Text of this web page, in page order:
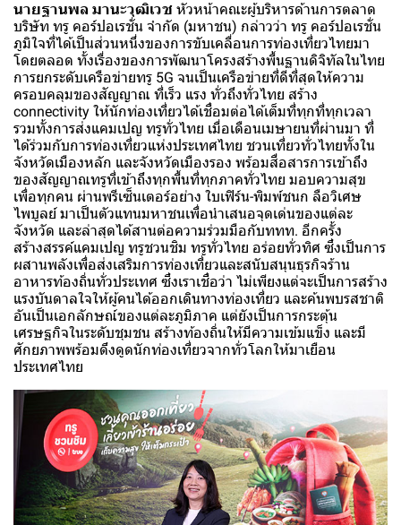
นายฐานพล มานะวุฒิเวช หัวหน้าคณะผู้บริหารด้านการตลาด
บริษัท ทรู คอร์ปอเรชั่น จำกัด (มหาชน) กล่าวว่า ทรู คอร์ปอเรชั่น
ภูมิใจที่ได้เป็นส่วนหนึ่งของการขับเคลื่อนการท่องเที่ยวไทยมา
โดยตลอด ทั้งเรื่องของการพัฒนาโครงสร้างพื้นฐานดิจิทัลในไทย
การยกระดับเครือข่ายทรู 5G จนเป็นเครือข่ายที่ดีที่สุดให้ความ
ครอบคลุมของสัญญาณ ที่เร็ว แรง ทั่วถึงทั่วไทย สร้าง
connectivity ให้นักท่องเที่ยวได้เชื่อมต่อได้เต็มที่ทุกที่ทุกเวลา
รวมทั้งการส่งแคมเปญ ทรูทั่วไทย เมื่อเดือนเมษายนที่ผ่านมา ที่
ได้ร่วมกับการท่องเที่ยวแห่งประเทศไทย ชวนเที่ยวทั่วไทยทั้งใน
จังหวัดเมืองหลัก และจังหวัดเมืองรอง พร้อมสื่อสารการเข้าถึง
ของสัญญาณทรูที่เข้าถึงทุกพื้นที่ทุกภาคทั่วไทย มอบความสุข
เพื่อทุกคน ผ่านพรีเซ็นเตอร์อย่าง ใบเฟิร์น-พิมพ์ชนก ลือวิเศษ
ไพบูลย์ มาเป็นตัวแทนมหาชนเพื่อนำเสนอจุดเด่นของแต่ละ
จังหวัด และล่าสุดได้สานต่อความร่วมมือกับททท. อีกครั้ง
สร้างสรรค์แคมเปญ ทรูชวนชิม ทรูทั่วไทย อร่อยทั่วทิศ ซึ่งเป็นการ
ผสานพลังเพื่อส่งเสริมการท่องเที่ยวและสนับสนุนธุรกิจร้าน
อาหารท้องถิ่นทั่วประเทศ ซึ่งเราเชื่อว่า ไม่เพียงแต่จะเป็นการสร้าง
แรงบันดาลใจให้ผู้คนได้ออกเดินทางท่องเที่ยว และค้นพบรสชาติ
อันเป็นเอกลักษณ์ของแต่ละภูมิภาค แต่ยังเป็นการกระตุ้น
เศรษฐกิจในระดับชุมชน สร้างท้องถิ่นให้มีความเข้มแข็ง และมี
ศักยภาพพร้อมดึงดูดนักท่องเที่ยวจากทั่วโลกให้มาเยือน
ประเทศไทย